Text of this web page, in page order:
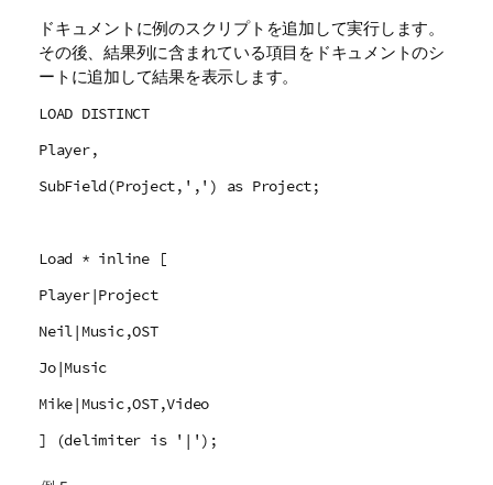
ドキュメントに例のスクリプトを追加して実行します。
その後、結果列に含まれている項目をドキュメントのシ
ートに追加して結果を表示します。
LOAD DISTINCT
Player,
SubField(Project,',') as Project;
Load * inline [
Player|Project
Neil|Music,OST
Jo|Music
Mike|Music,OST,Video
] (delimiter is '|');